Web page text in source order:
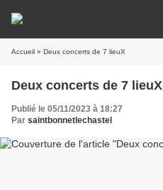
Accueil » Deux concerts de 7 lieuX
Deux concerts de 7 lieuX
Publié le 05/11/2023 à 18:27
Par saintbonnetlechastel